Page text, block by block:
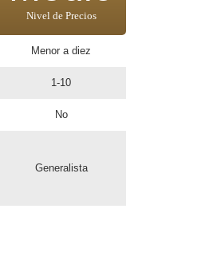
Nivel de Precios
Menor a diez
1-10
No
Generalista